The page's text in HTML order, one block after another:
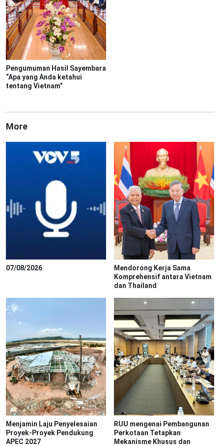
Pengumuman Hasil Sayembara
“Apa yang Anda ketahui
tentang Vietnam”
More
07/08/2026
Mendorong Kerja Sama
Komprehensif antara Vietnam
dan Thailand
Menjamin Laju Penyelesaian
Proyek-Proyek Pendukung
APEC 2027
RUU mengenai Pembangunan
Perkotaan Tetapkan
Mekanisme Khusus dan